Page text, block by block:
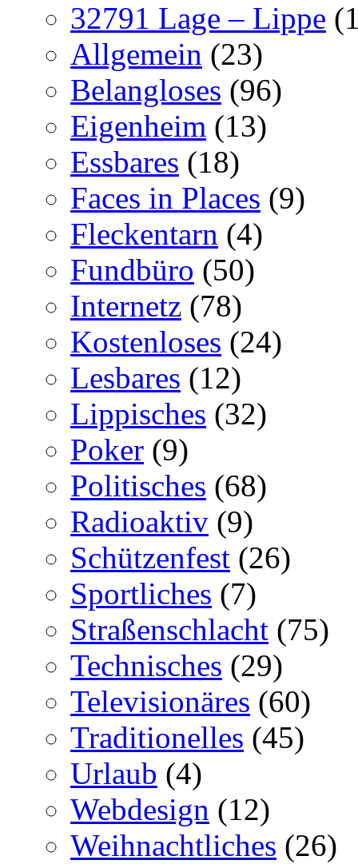
32791 Lage – Lippe
Allgemein (23)
Belangloses (96)
Eigenheim (13)
Essbares (18)
Faces in Places (9)
Fleckentarn (4)
Fundbüro (50)
Internetz (78)
Kostenloses (24)
Lesbares (12)
Lippisches (32)
Poker (9)
Politisches (68)
Radioaktiv (9)
Schützenfest (26)
Sportliches (7)
Straßenschlacht (75)
Technisches (29)
Televisionäres (60)
Traditionelles (45)
Urlaub (4)
Webdesign (12)
Weihnachtliches (26)